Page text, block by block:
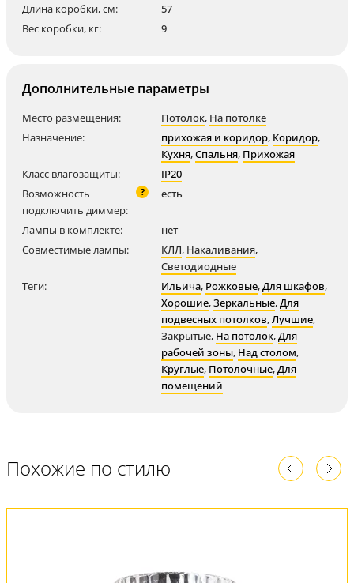
Длина коробки, см:
57
Вес коробки, кг:
9
Дополнительные параметры
Место размещения: Потолок, На потолке
Назначение:
прихожая и коридор, Коридор,
Кухня,Спальня, Прихожая
Класс влагозащиты:
IP20
Возможность
подключить диммер:
? есть
Лампы в комплекте:
нет
Совместимые лампы:
КЛЛ, Накаливания,
Светодиодные
Теги:
Ильича, Рожковые,Для шкафов,
Хорошие,Зеркальные,Для
подвесных потолков,Лучшие,
Закрытые, На потолок,Для
рабочей зоны, Над столом,
Круглые, Потолочные,Для
помещений
Похожие по стилю